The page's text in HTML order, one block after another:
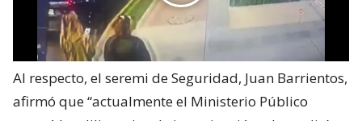
Al respecto, el seremi de Seguridad, Juan Barrientos,
afirmó que “actualmente el Ministerio Público